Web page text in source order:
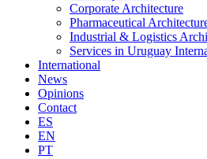
Corporate Architecture
Pharmaceutical
Industrial & Logistics
Services in Uruguay
International
News
Opinions
Contact
ES
EN
PT